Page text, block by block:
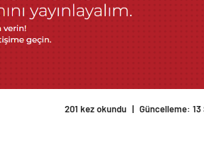
201 kez okundu | Güncelleme: